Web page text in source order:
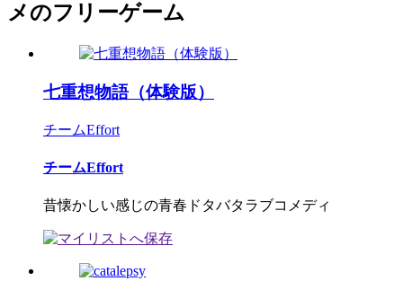
メのフリーゲーム
七重想物語（体験版）
チームEffort
チームEffort
昔懐かしい感じの青春ドタバタラブコメディ